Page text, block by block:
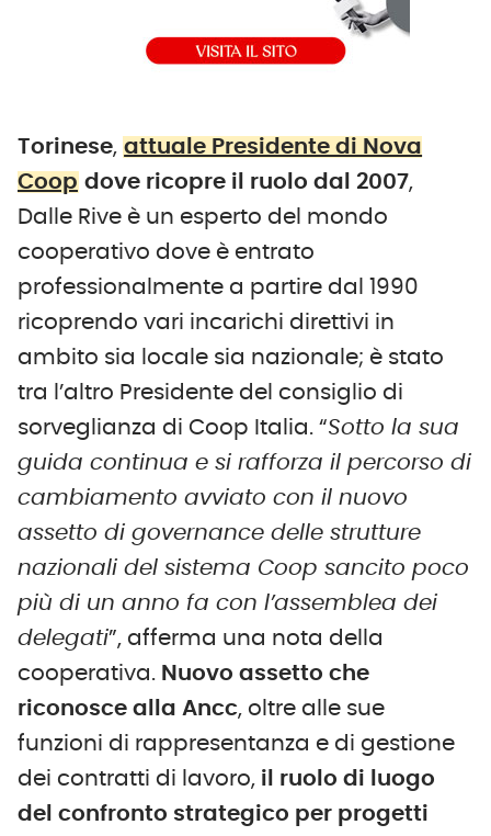
Torinese, attuale Presidente di Nova
Coop dove ricopre il ruolo dal 2007,
Dalle Rive è un esperto del mondo
cooperativo dove è entrato
professionalmente a partire dal 1990
ricoprendo vari incarichi direttivi in
ambito sia locale sia nazionale; è stato
tra l’altro Presidente del consiglio di
sorveglianza di Coop Italia. “Sotto la sua
guida continua e si rafforza il percorso di
cambiamento avviato con il nuovo
assetto di governance delle strutture
nazionali del sistema Coop sancito poco
più di un anno fa con l’assemblea dei
delegati”, afferma una nota della
cooperativa. Nuovo assetto che
riconosce alla Ancc, oltre alle sue
funzioni di rappresentanza e di gestione
dei contratti di lavoro, il ruolo di luogo
del confronto strategico per progetti